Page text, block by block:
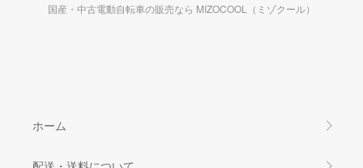
国産・中古電動自転車の販売なら MIZOCOOL（ミゾクール）
ホーム